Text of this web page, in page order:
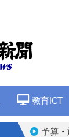
教育ICT
予算・